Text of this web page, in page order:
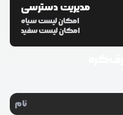
مدیریت دسترسی
امکان لیست سیاه
امکان لیست سفید